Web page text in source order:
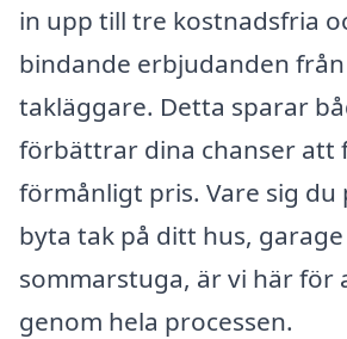
in upp till tre kostnadsfria
bindande erbjudanden
takläggare. Detta sparar
förbättrar dina chanser att
förmånligt pris. Vare sig
byta tak på ditt hus,
sommarstuga, är vi här för
genom hela processen.